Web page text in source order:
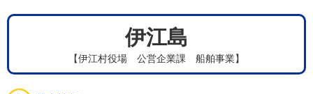
伊江島
【伊江村役場 公営企業課 船舶事業】